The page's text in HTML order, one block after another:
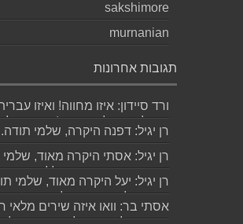
sakshimore
murnanian
תגובות אחרונות
ורד סיידון: איזו מחווה! ואיזו
כוח לכותב ולאהובתו :) שבת
רן יגיל: דפנה היקרה, שלמי
הוא אכן משורר איכותי ביותר.
רן יגיל: אסתי היקרה מאוד,
ניכר כי השירים דיברו לליבך.
רן יגיל: יעל היקרה מאוד, שלמי
אמסור לגד. שבת שלום. רן...
אסתי בר: וואו איזה שירים מלאי